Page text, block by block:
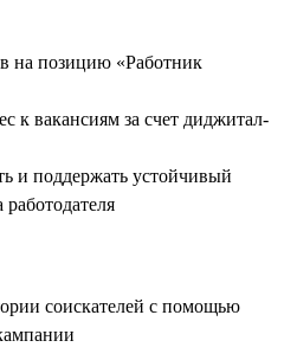
на позицию «Работник
к вакансиям за счет диджитал-
и поддержать устойчивый
соискателей с помощью